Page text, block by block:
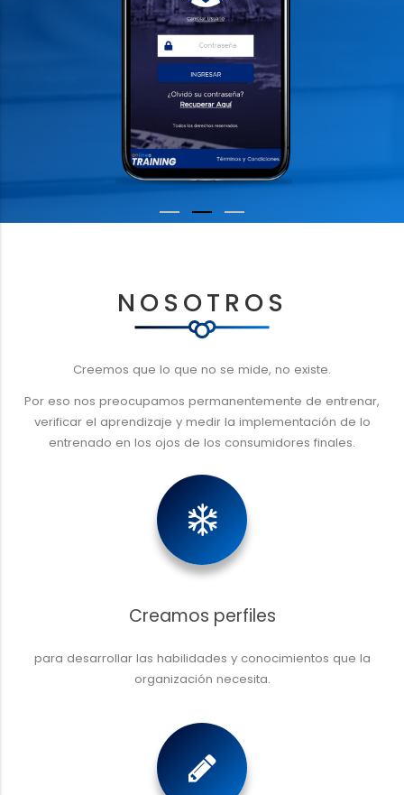
NOSOTROS
Creemos que lo que no se mide, no existe.
Por eso nos preocupamos permanentemente de entrenar,
verificar el aprendizaje y medir la implementación de lo
entrenado en los ojos de los consumidores finales.
Creamos perfiles
para desarrollar las habilidades y conocimientos que la
organización necesita.